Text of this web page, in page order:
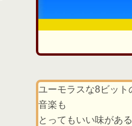
ユーモラスな8ビット
音楽も
とってもいい味がある